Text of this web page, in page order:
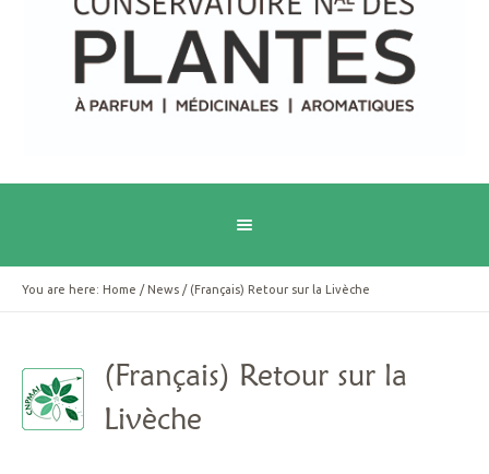
You are here: Home / News / (Français) Retour sur la Livèche
(Français) Retour sur la
Livèche